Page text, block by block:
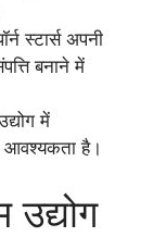
स्टार्स अपनी
बनाने में
में
आवश्यकता है।